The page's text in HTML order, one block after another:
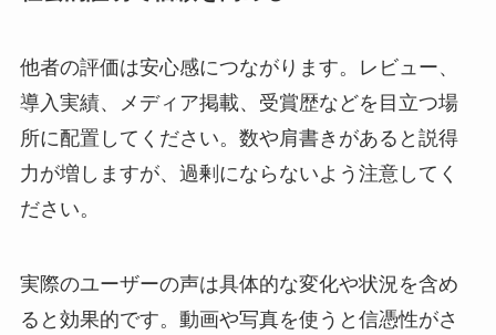
他者の評価は安心感につながります。レビュー、
導入実績、メディア掲載、受賞歴などを目立つ場
所に配置してください。数や肩書きがあると説得
力が増しますが、過剰にならないよう注意してく
ださい。
実際のユーザーの声は具体的な変化や状況を含め
ると効果的です。動画や写真を使うと信憑性がさ